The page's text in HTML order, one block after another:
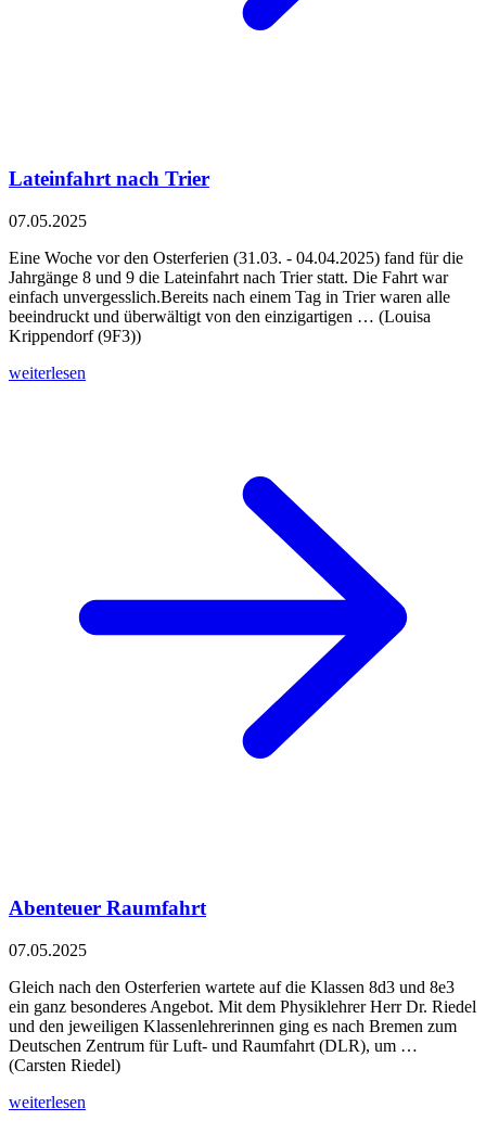
Lateinfahrt nach Trier
07.05.2025
Eine Woche vor den Osterferien (31.03. - 04.04.2025) fand für die
Jahrgänge 8 und 9 die Lateinfahrt nach Trier statt. Die Fahrt war
einfach unvergesslich.Bereits nach einem Tag in Trier waren alle
beeindruckt und überwältigt von den einzigartigen … (Louisa
Krippendorf (9F3))
weiterlesen
Abenteuer Raumfahrt
07.05.2025
Gleich nach den Osterferien wartete auf die Klassen 8d3 und 8e3
ein ganz besonderes Angebot. Mit dem Physiklehrer Herr Dr. Riedel
und den jeweiligen Klassenlehrerinnen ging es nach Bremen zum
Deutschen Zentrum für Luft- und Raumfahrt (DLR), um …
(Carsten Riedel)
weiterlesen